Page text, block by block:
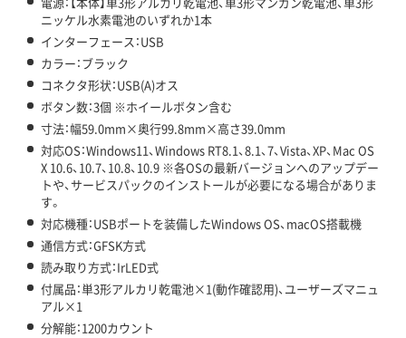
ニッケル水素電池のいずれか1本
インターフェース：USB
カラー：ブラック
コネクタ形状：USB(A)オス
ボタン数：3個 ※ホイールボタン含む
寸法：幅59.0mm×奥行99.8mm×高さ39.0mm
対応OS：Windows11、Windows RT8.1、8.1、7、Vista、XP、Mac OS
X 10.6、10.7、10.8、10.9 ※各OSの最新バージョンへのアップデー
トや、サービスパックのインストールが必要になる場合がありま
す。
対応機種：USBポートを装備したWindows OS、macOS搭載機
通信方式：GFSK方式
読み取り方式：IrLED式
付属品：単3形アルカリ乾電池×1(動作確認用)、ユーザーズマニュ
アル×1
分解能：1200カウント